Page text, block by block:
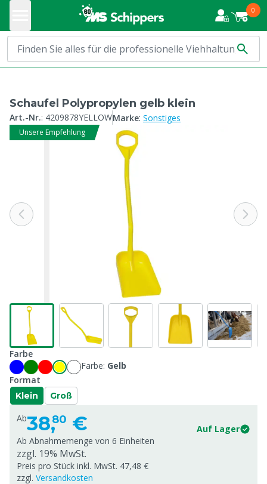
0
Schaufel Polypropylen gelb klein
Art.-Nr.: 4209878YELLOWMarke: Sonstiges
Unsere Empfehlung
Farbe
Farbe: Gelb
Format
Klein Groß
Ab38,80 €
Auf Lager
Ab Abnahmemenge von 6 Einheiten
zzgl. 19% MwSt.
Preis pro Stück inkl. MwSt. 47,48 €
zzgl. Versandkosten